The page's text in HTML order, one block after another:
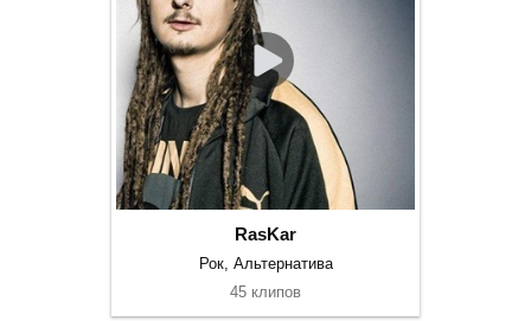
RasKar
Рок, Альтернатива
45 клипов